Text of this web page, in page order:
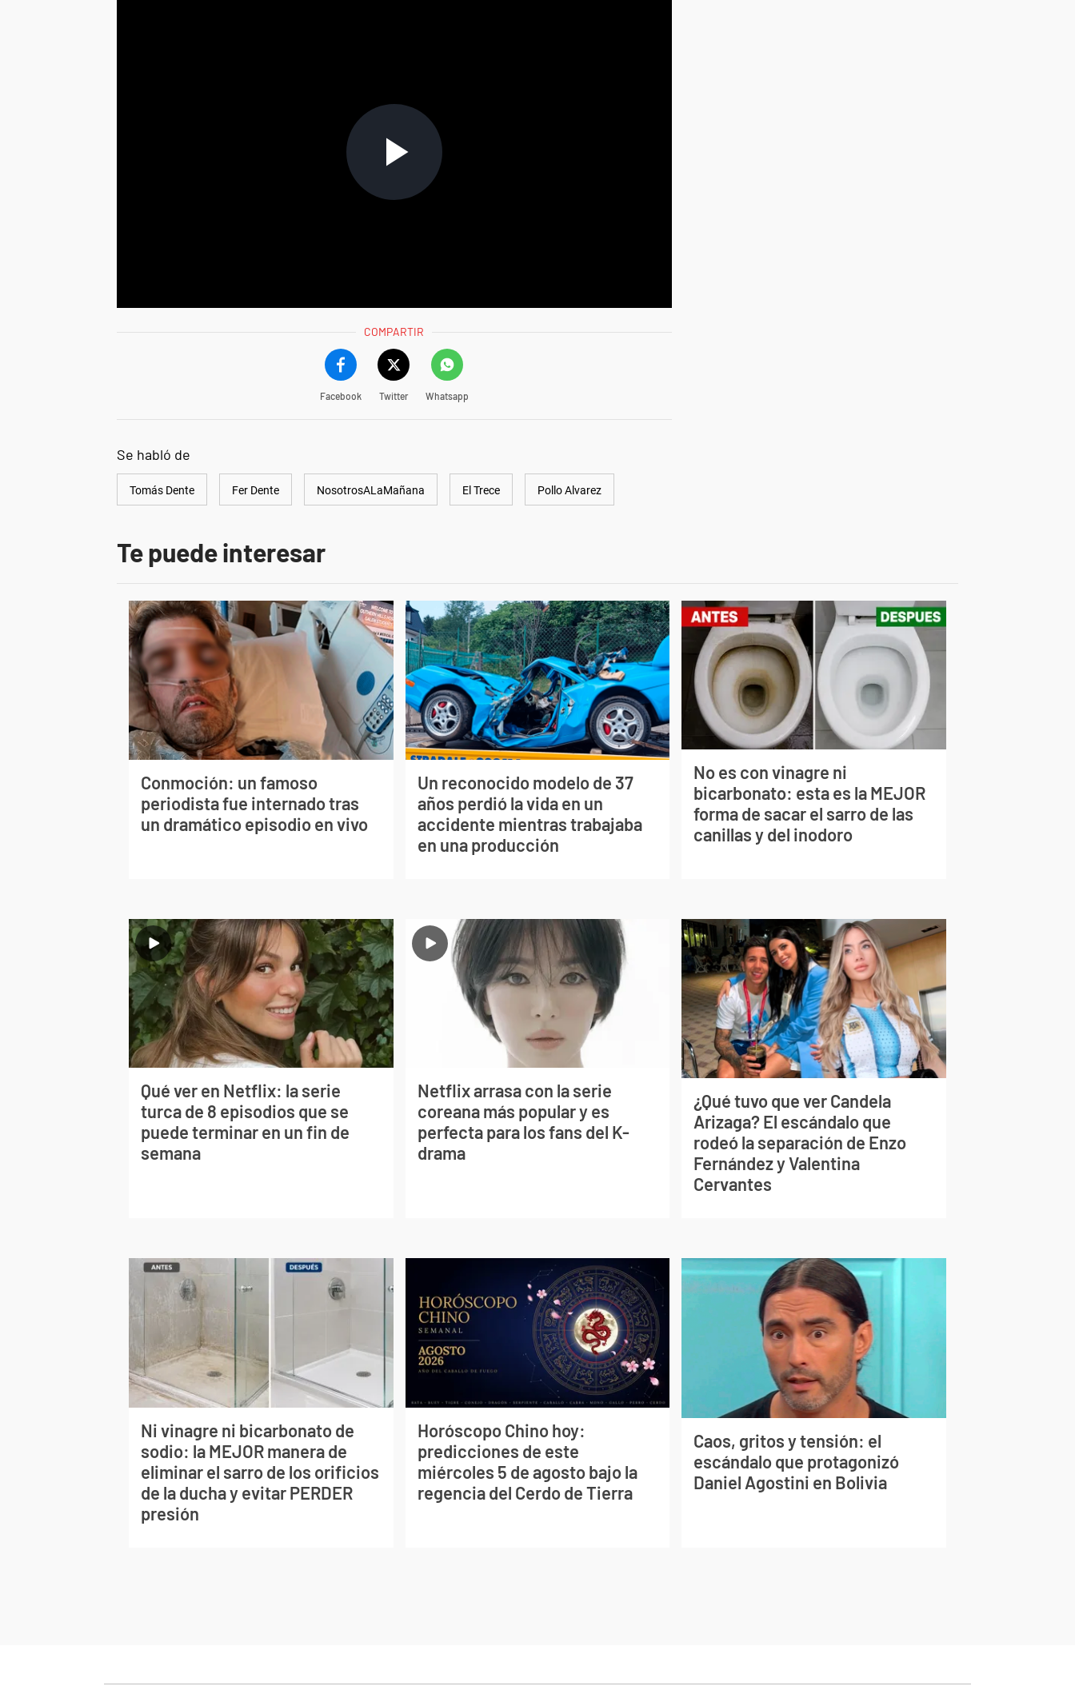
COMPARTIR
Facebook Twitter Whatsapp
Se habló de
Tomás Dente Fer Dente NosotrosALaMañana El Trece Pollo Alvarez
Te puede interesar
Conmoción: un famoso
periodista fue internado tras
un dramático episodio en vivo
Un reconocido modelo de 37
años perdió la vida en un
accidente mientras trabajaba
en una producción
No es con vinagre ni
bicarbonato: esta es la MEJOR
forma de sacar el sarro de las
canillas y del inodoro
Qué ver en Netflix: la serie
turca de 8 episodios que se
puede terminar en un fin de
semana
Netflix arrasa con la serie
coreana más popular y es
perfecta para los fans del K-
drama
¿Qué tuvo que ver Candela
Arizaga? El escándalo que
rodeó la separación de Enzo
Fernández y Valentina
Cervantes
Ni vinagre ni bicarbonato de
sodio: la MEJOR manera de
eliminar el sarro de los orificios
de la ducha y evitar PERDER
presión
Horóscopo Chino hoy:
predicciones de este
miércoles 5 de agosto bajo la
regencia del Cerdo de Tierra
Caos, gritos y tensión: el
escándalo que protagonizó
Daniel Agostini en Bolivia